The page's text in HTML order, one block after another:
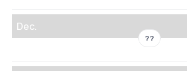
Dec.
??